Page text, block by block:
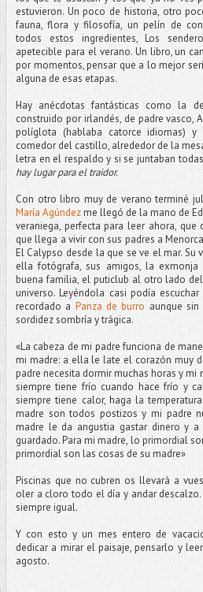
estuvieron. Un poco de historia, otro
fauna, flora y filosofía, un pelín de
todos estos ingredientes, Los
apetecible para el verano. Un libro, un
por momentos, pensar que a lo mejor
alguna de esas etapas.
Hay anécdotas fantásticas como la
construido por irlandés, de padre vasco,
políglota (hablaba catorce idiomas)
comedor del castillo, alrededor de la
letra en el respaldo y si se juntaban
hay lugar para el traidor.
Con otro libro muy de verano terminé
María Agúndezme llegó de la mano de
veraniega, perfecta para leer ahora,
que llega a vivir con sus padres a
El Calypso desde la que se ve el mar. Su
ella fotógrafa, sus amigos, la
buena familia, el puticlub al otro lado
universo. Leyéndola casi podía
recordado a Panza de burro aunque
sordidez sombría y trágica.
«La cabeza de mi padre funciona de
mi madre: a ella le late el corazón muy
padre necesita dormir muchas horas y mi
siempre tiene frío cuando hace frío y
siempre tiene calor, haga la
madre son todos postizos y mi padre
madre le da angustia gastar dinero y
guardado. Para mi madre, lo primordial
primordial son las cosas de su madre»
Piscinas que no cubren os llevará a
oler a cloro todo el día y andar
siempre igual.
Y con esto y un mes entero de
dedicar a mirar el paisaje, pensarlo y
agosto.